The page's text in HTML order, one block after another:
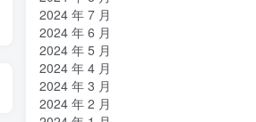
2024 年 7 月
2024 年 6 月
2024 年 5 月
2024 年 4 月
2024 年 3 月
2024 年 2 月